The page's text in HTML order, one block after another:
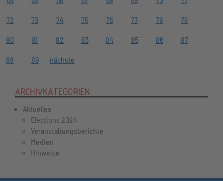
72 73 74 75 76 77 78 79
80 81 82 83 84 85 86 87
88 89 nächste
ARCHIVKATEGORIEN
Aktuelles
Elections 2024
Veranstaltungsberichte
Medien
Hinweise